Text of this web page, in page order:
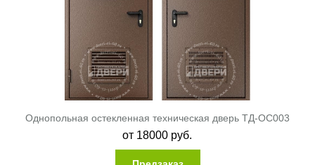
Однопольная остекленная техническая дверь ТД-ОС003
от 18000 руб.